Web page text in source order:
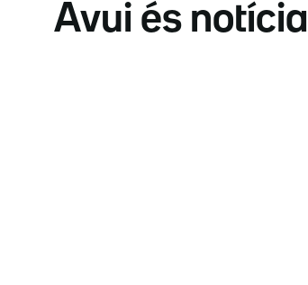
Avui és notícia